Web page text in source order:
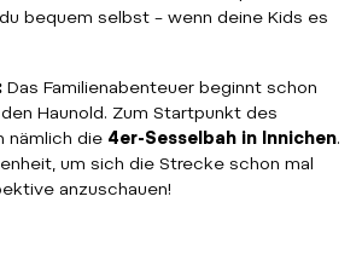
bequem selbst – wenn deine Kids es
Das Familienabenteuer beginnt schon
Haunold. Zum Startpunkt des
nämlich die 4er-Sesselbah in Innichen.
um sich die Strecke schon mal
anzuschauen!